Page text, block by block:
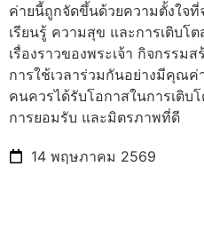
ค่ายนี้ถูกจัดขึ้นด้วยความตั้งใจที่
เรียนรู้ ความสุข และการเติบโ
เรื่องราวของพระเจ้า กิจกรรม
การใช้เวลาร่วมกันอย่างมีคุณค่
คนควรได้รับโอกาสในการเติบ
การยอมรับ และมิตรภาพที่ดี
14 พฤษภาคม 2569